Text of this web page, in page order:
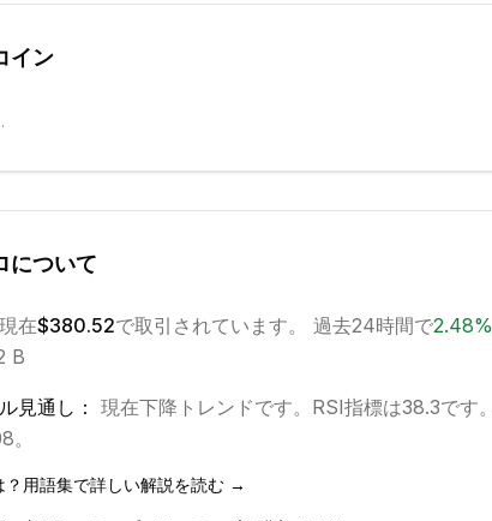
イン
について
在$380.52で取引されています。 過去24時間で2.48%
B
見通し： 現在下降 トレンドです。 RSI指標は38.3です。
。
？用語集で詳しい解説を読む →